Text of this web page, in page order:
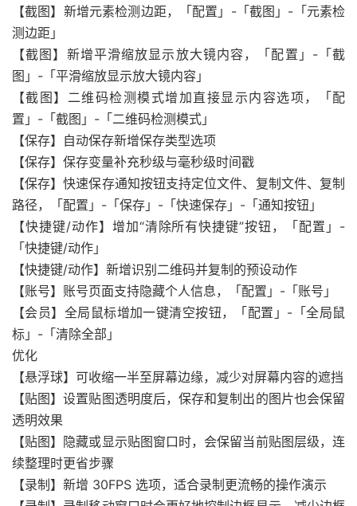
【截图】新增元素检测边距，「配置」-「截图」-「元素检
测边距」
【截图】新增平滑缩放显示放大镜内容，「配置」-「截
图」-「平滑缩放显示放大镜内容」
【截图】二维码检测模式增加直接显示内容选项，「配
置」-「截图」-「二维码检测模式」
【保存】自动保存新增保存类型选项
【保存】保存变量补充秒级与毫秒级时间戳
【保存】快速保存通知按钮支持定位文件、复制文件、复制
路径，「配置」-「保存」-「快速保存」-「通知按钮」
【快捷键/动作】增加“清除所有快捷键”按钮，「配置」-
「快捷键/动作」
【快捷键/动作】新增识别二维码并复制的预设动作
【账号】账号页面支持隐藏个人信息，「配置」-「账号」
【会员】全局鼠标增加一键清空按钮，「配置」-「全局鼠
标」-「清除全部」
优化
【悬浮球】可收缩一半至屏幕边缘，减少对屏幕内容的遮挡
【贴图】设置贴图透明度后，保存和复制出的图片也会保留
透明效果
【贴图】隐藏或显示贴图窗口时，会保留当前贴图层级，连
续整理时更省步骤
【录制】新增 30FPS 选项，适合录制更流畅的操作演示